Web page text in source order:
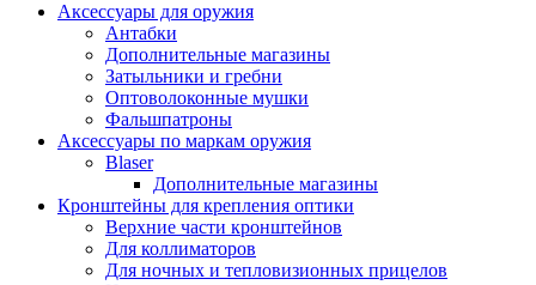
Аксессуары для оружия
Антабки
Дополнительные магазины
Затыльники и гребни
Оптоволоконные мушки
Фальшпатроны
Аксессуары по маркам оружия
Blaser
Дополнительные магазины
Кронштейны для крепления оптики
Верхние части кронштейнов
Для коллиматоров
Для ночных и тепловизионных прицелов